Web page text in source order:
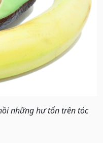
những hư tổn trên tóc